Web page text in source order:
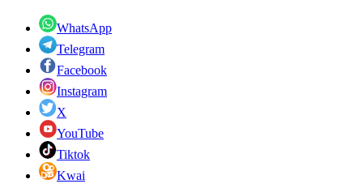
WhatsApp
Telegram
Facebook
Instagram
X
YouTube
Tiktok
Kwai